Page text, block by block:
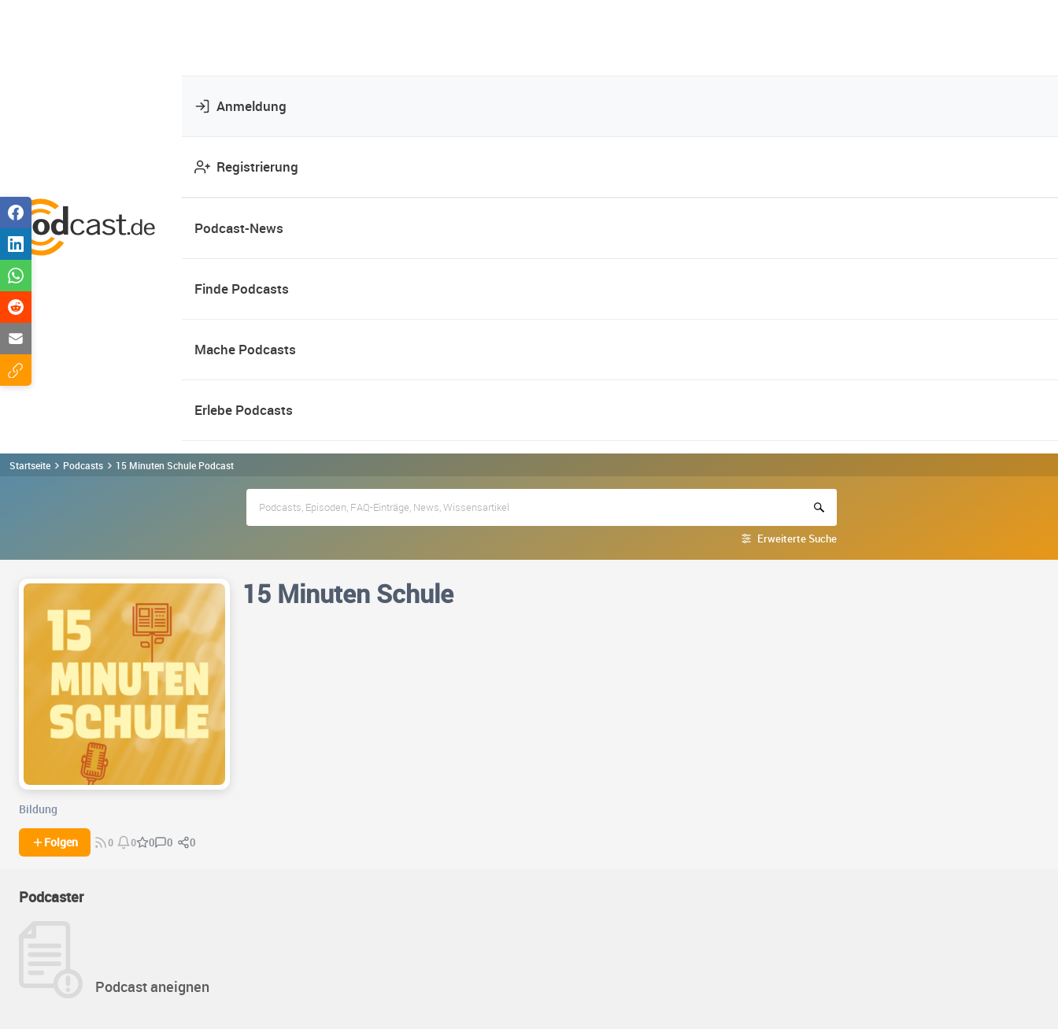
Anmeldung
Registrierung
Podcast-News
Finde Podcasts
Mache Podcasts
Erlebe Podcasts
Startseite Podcasts 15 Minuten Schule Podcast
Erweiterte Suche
15 Minuten Schule
Bildung
Folgen 0 0 0 0 0
Podcaster
Podcast aneignen